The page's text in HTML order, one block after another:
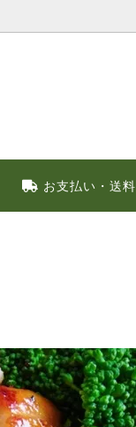
お支払い・送料